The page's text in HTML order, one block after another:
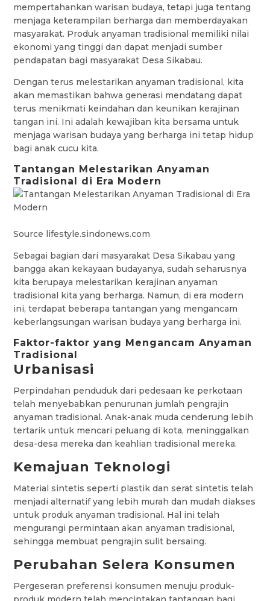
mempertahankan warisan budaya, tetapi juga tentang
menjaga keterampilan berharga dan memberdayakan
masyarakat. Produk anyaman tradisional memiliki nilai
ekonomi yang tinggi dan dapat menjadi sumber
pendapatan bagi masyarakat Desa Sikabau.
Dengan terus melestarikan anyaman tradisional, kita
akan memastikan bahwa generasi mendatang dapat
terus menikmati keindahan dan keunikan kerajinan
tangan ini. Ini adalah kewajiban kita bersama untuk
menjaga warisan budaya yang berharga ini tetap hidup
bagi anak cucu kita.
Tantangan Melestarikan Anyaman
Tradisional di Era Modern
Source lifestyle.sindonews.com
Sebagai bagian dari masyarakat Desa Sikabau yang
bangga akan kekayaan budayanya, sudah seharusnya
kita berupaya melestarikan kerajinan anyaman
tradisional kita yang berharga. Namun, di era modern
ini, terdapat beberapa tantangan yang mengancam
keberlangsungan warisan budaya yang berharga ini.
Faktor-faktor yang Mengancam Anyaman
Tradisional
Urbanisasi
Perpindahan penduduk dari pedesaan ke perkotaan
telah menyebabkan penurunan jumlah pengrajin
anyaman tradisional. Anak-anak muda cenderung lebih
tertarik untuk mencari peluang di kota, meninggalkan
desa-desa mereka dan keahlian tradisional mereka.
Kemajuan Teknologi
Material sintetis seperti plastik dan serat sintetis telah
menjadi alternatif yang lebih murah dan mudah diakses
untuk produk anyaman tradisional. Hal ini telah
mengurangi permintaan akan anyaman tradisional,
sehingga membuat pengrajin sulit bersaing.
Perubahan Selera Konsumen
Pergeseran preferensi konsumen menuju produk-